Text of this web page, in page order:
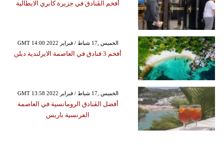
أفخم الفَنادق في جزيرة كابري الايطالية
GMT 14:00 2022 الخميس ,17 شباط / فبراير
أفخم 3 فنادق في العاصمة الايرلندية دبلن
GMT 13:58 2022 الخميس ,17 شباط / فبراير
أفضل الفَنادق الرومانسية في العاصمة
الفرنسية باريس